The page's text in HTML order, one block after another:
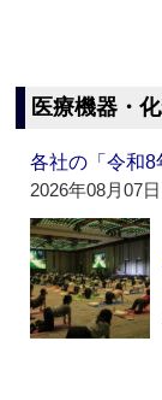
医療機器・
各社の「令和8
2026年08月07